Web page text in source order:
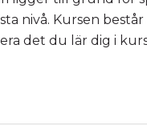
nivå. Kursen består
det du lär dig i